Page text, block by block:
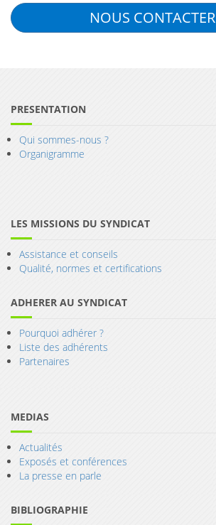
NOUS CONTACTER
PRESENTATION
Qui sommes-nous ?
Organigramme
LES MISSIONS DU SYNDICAT
Assistance et conseils
Qualité, normes et certifications
ADHERER AU SYNDICAT
Pourquoi adhérer ?
Liste des adhérents
Partenaires
MEDIAS
Actualités
Exposés et conférences
La presse en parle
BIBLIOGRAPHIE